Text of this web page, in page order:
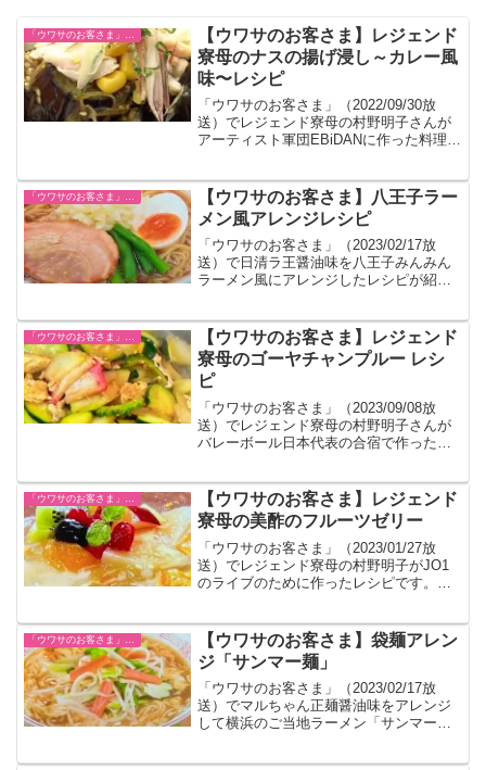
【ウワサのお客さま】レジェンド
寮母のナスの揚げ浸し～カレー風
味〜レシピ
「ウワサのお客さま」（2022/09/30放
送）でレジェンド寮母の村野明子さんが
アーティスト軍団EBiDANに作った料理の
【ウワサのお客さま】八王子ラー
メン風アレンジレシピ
「ウワサのお客さま」（2023/02/17放
送）で日清ラ王醤油味を八王子みんみん
ラーメン風にアレンジしたレシピが紹介
「ウワサのお客さま」レシピ一覧
【ウワサのお客さま】レジェンド
寮母のゴーヤチャンプルー レシ
ピ
「ウワサのお客さま」（2023/09/08放
送）でレジェンド寮母の村野明子さんが
バレーボール日本代表の合宿で作ったレ
「ウワサのお客さま」レシピ一覧
【ウワサのお客さま】レジェンド
寮母の美酢のフルーツゼリー
「ウワサのお客さま」（2023/01/27放
送）でレジェンド寮母の村野明子がJO1
のライブのために作ったレシピです。飲
【ウワサのお客さま】袋麺アレン
ジ「サンマー麺」
「ウワサのお客さま」（2023/02/17放
送）でマルちゃん正麺醤油味をアレンジ
して横浜のご当地ラーメン「サンマー